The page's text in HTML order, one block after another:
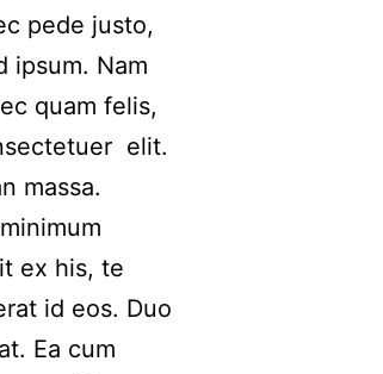
pede justo,
ipsum. Nam
quam felis,
elit.
massa.
ex his, te
id eos. Duo
Ea cum